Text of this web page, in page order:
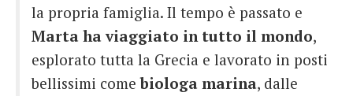
la propria famiglia. Il tempo è passato e
Marta ha viaggiato in tutto il mondo,
esplorato tutta la Grecia e lavorato in posti
bellissimi comebiologa marina, dalle